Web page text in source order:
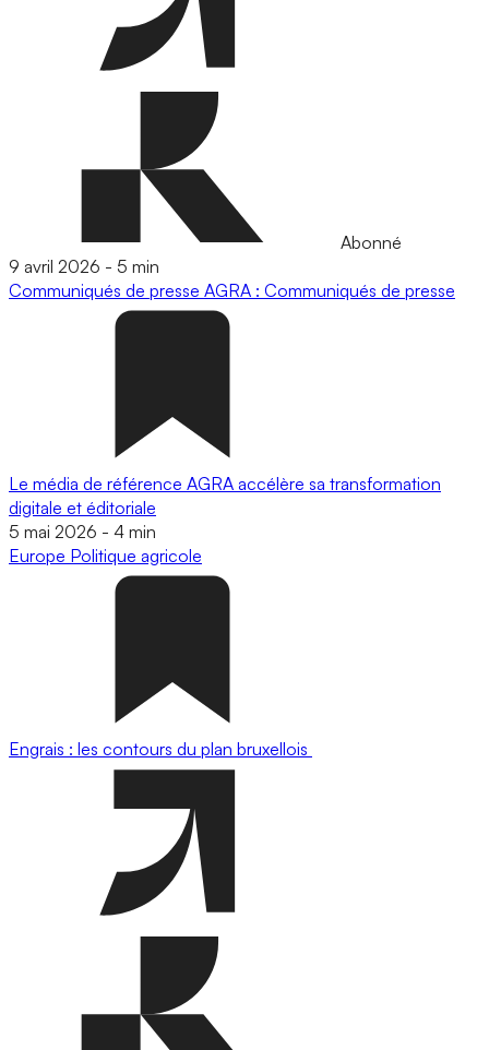
Abonné
9 avril 2026 - 5 min
Communiqués de presse AGRA : Communiqués de presse
Le média de référence AGRA accélère sa transformation
digitale et éditoriale
5 mai 2026 - 4 min
Europe Politique agricole
Engrais : les contours du plan bruxellois